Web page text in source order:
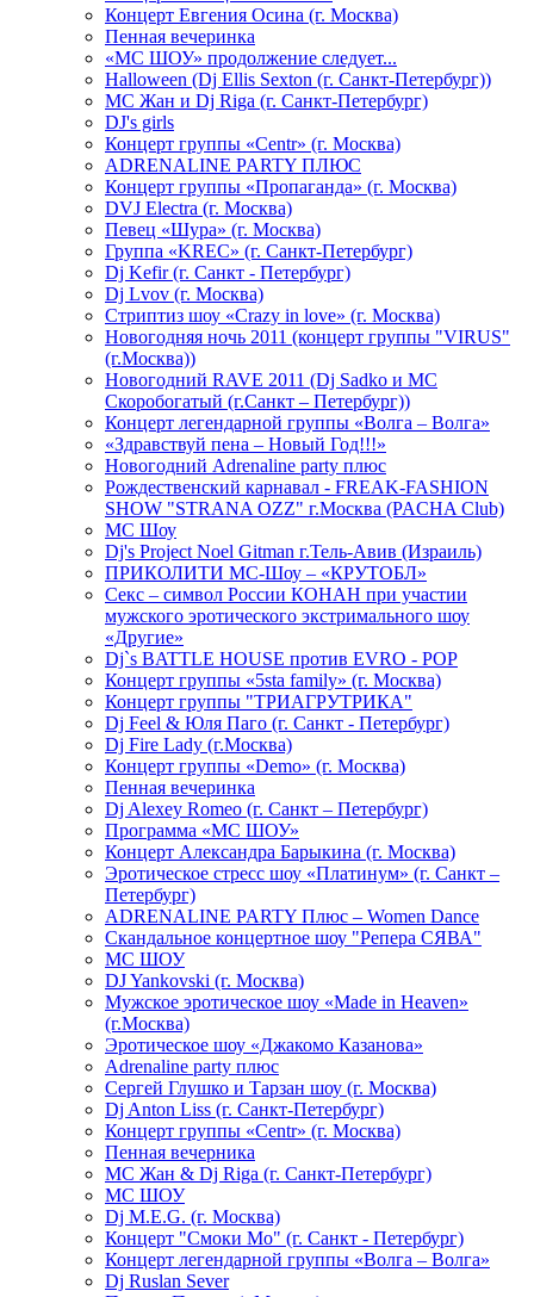
Концерт Евгения Осина (г. Москва)
Пенная вечеринка
«МС ШОУ» продолжение следует...
Halloween (Dj Ellis Sexton (г. Санкт-Петербург))
МС Жан и Dj Riga (г. Санкт-Петербург)
DJ's girls
Концерт группы «Centr» (г. Москва)
ADRENALINE PARTY ПЛЮС
Концерт группы «Пропаганда» (г. Москва)
DVJ Electra (г. Москва)
Певец «Шура» (г. Москва)
Группа «KREC» (г. Санкт-Петербург)
Dj Kefir (г. Санкт - Петербург)
Dj Lvov (г. Москва)
Стриптиз шоу «Crazy in love» (г. Москва)
Новогодняя ночь 2011 (концерт группы "VIRUS"
(г.Москва))
Новогодний RAVE 2011 (Dj Sadko и MC
Скоробогатый (г.Санкт – Петербург))
Концерт легендарной группы «Волга – Волга»
«Здравствуй пена – Новый Год!!!»
Новогодний Adrenaline party плюс
Рождественский карнавал - FREAK-FASHION
SHOW "STRANA OZZ" г.Москва (PACHA Club)
MC Шоу
Dj's Project Noel Gitman г.Тель-Авив (Израиль)
ПРИКОЛИТИ МС-Шоу – «КРУТОБЛ»
Секс – символ России КОНАН при участии
мужского эротического экстримального шоу
«Другие»
Dj`s BATTLE HOUSE против EVRO - POP
Концерт группы «5sta family» (г. Москва)
Концерт группы "ТРИАГРУТРИКА"
Dj Feel & Юля Паго (г. Санкт - Петербург)
Dj Fire Lady (г.Москва)
Концерт группы «Demo» (г. Москва)
Пенная вечеринка
Dj Alexey Romeo (г. Санкт – Петербург)
Программа «МС ШОУ»
Концерт Александра Барыкина (г. Москва)
Эротическое стресс шоу «Платинум» (г. Санкт –
Петербург)
ADRENALINE PARTY Плюс – Women Dance
Скандальное концертное шоу "Репера СЯВА"
МС ШОУ
DJ Yankovski (г. Москва)
Мужское эротическое шоу «Made in Heaven»
(г.Москва)
Эротическое шоу «Джакомо Казанова»
Adrenaline party плюс
Сергей Глушко и Тарзан шоу (г. Москва)
Dj Anton Liss (г. Санкт-Петербург)
Концерт группы «Centr» (г. Москва)
Пенная вечерника
МС Жан & Dj Riga (г. Санкт-Петербург)
МС ШОУ
Dj M.E.G. (г. Москва)
Концерт "Смоки Мо" (г. Санкт - Петербург)
Концерт легендарной группы «Волга – Волга»
Dj Ruslan Sever